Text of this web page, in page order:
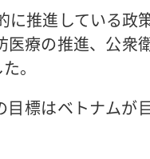
に推進している政
医療の推進、公衆
。
目標はベトナムが